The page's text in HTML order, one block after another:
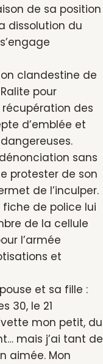
de sa position
dissolution du
clandestine de
pour
récupération des
d’emblée et
sans
protester de son
de l’inculper.
fiche de police lui
de la cellule
l’armée
et
et sa fille :
30, le 21
mon petit, du
mais j’ai tant de
aimée. Mon